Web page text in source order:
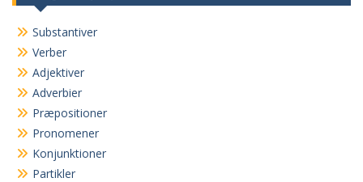
Substantiver
Verber
Adjektiver
Adverbier
Præpositioner
Pronomener
Konjunktioner
Partikler